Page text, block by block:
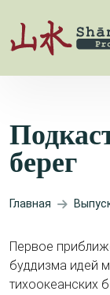
берег
Главная
Первое
буддизма идей
тихоокеанских